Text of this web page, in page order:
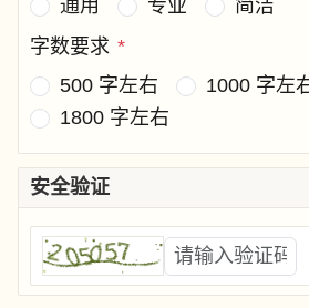
通用
专业
简洁
字数要求 *
500 字左右
1000 字左
1800 字左右
安全验证